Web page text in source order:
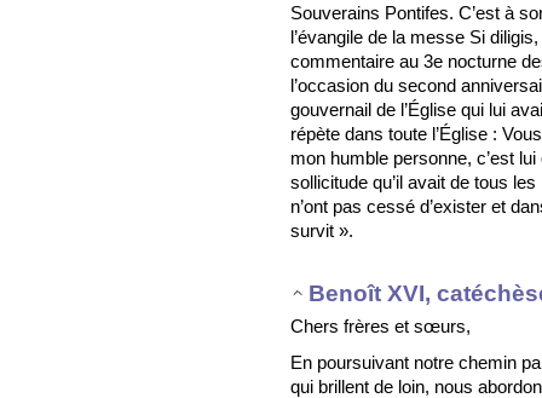
Souverains Pontifes. C’est à
l’évangile de la messe Si
commentaire au 3e nocturne
l’occasion du second
gouvernail de l’Église qui lui
répète dans toute l’Église :
mon humble personne, c’est lui
sollicitude qu’il avait de tous
n’ont pas cessé d’exister et
survit ».
Benoît XVI,
Chers frères et sœurs,
En poursuivant notre chemin
qui brillent de loin, nous